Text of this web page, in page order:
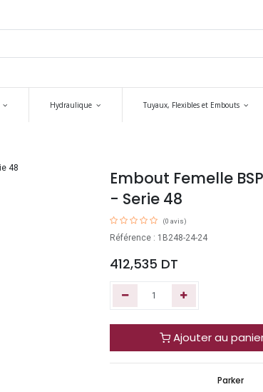
Hydraulique Tuyaux, Flexibles et Embouts
Embout Femelle
- Serie 48
(0 avis)
Référence : 1B248-24-24
412,535 DT
Ajouter au
Parker